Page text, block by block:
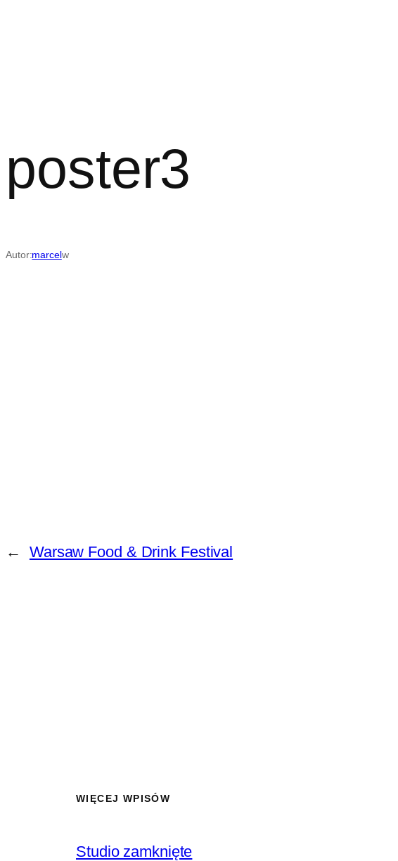
poster3
Autor:marcelw
← Warsaw Food & Drink Festival
WIĘCEJ WPISÓW
Studio zamknięte